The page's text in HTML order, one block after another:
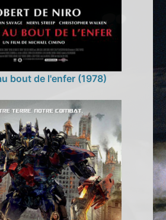
bout de l'enfer (1978)